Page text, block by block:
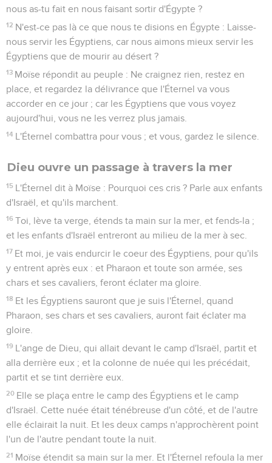
nous as-tu fait en nous faisant sortir d'Égypte ?
12 N'est-ce pas là ce que nous te disions en Égypte : Laisse-
nous servir les Égyptiens, car nous aimons mieux servir les
Égyptiens que de mourir au désert ?
13 Moïse répondit au peuple : Ne craignez rien, restez en
place, et regardez la délivrance que l'Éternel va vous
accorder en ce jour ; car les Égyptiens que vous voyez
aujourd'hui, vous ne les verrez plus jamais.
14 L'Éternel combattra pour vous ; et vous, gardez le silence.
Dieu ouvre un passage à travers la mer
15 L'Éternel dit à Moïse : Pourquoi ces cris ? Parle aux enfants
d'Israël, et qu'ils marchent.
16 Toi, lève ta verge, étends ta main sur la mer, et fends-la ;
et les enfants d'Israël entreront au milieu de la mer à sec.
17 Et moi, je vais endurcir le coeur des Égyptiens, pour qu'ils
y entrent après eux : et Pharaon et toute son armée, ses
chars et ses cavaliers, feront éclater ma gloire.
18 Et les Égyptiens sauront que je suis l'Éternel, quand
Pharaon, ses chars et ses cavaliers, auront fait éclater ma
gloire.
19 L'ange de Dieu, qui allait devant le camp d'Israël, partit et
alla derrière eux ; et la colonne de nuée qui les précédait,
partit et se tint derrière eux.
20 Elle se plaça entre le camp des Égyptiens et le camp
d'Israël. Cette nuée était ténébreuse d'un côté, et de l'autre
elle éclairait la nuit. Et les deux camps n'approchèrent point
l'un de l'autre pendant toute la nuit.
21 Moïse étendit sa main sur la mer. Et l'Éternel refoula la mer